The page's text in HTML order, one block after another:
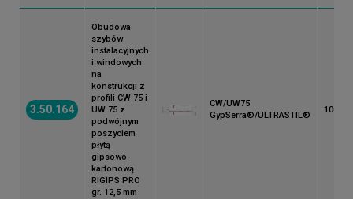
3.50.164
Obudowa
szybów
instalacyjnych
i windowych
na
konstrukcji z
profili CW 75 i
UW 75 z
podwójnym
poszyciem
płytą
gipsowo-
kartonową
RIGIPS PRO
gr. 12,5 mm
CW/UW75
GypSerra®/ULTRASTIL®
100